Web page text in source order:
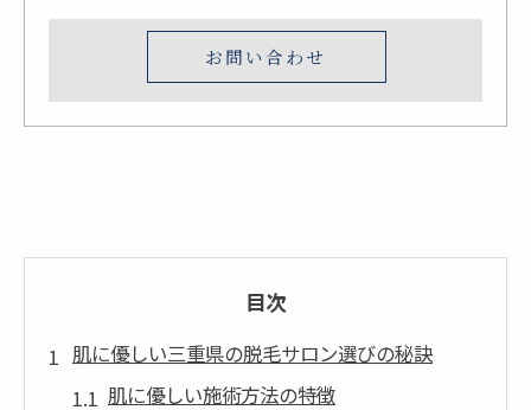
お問い合わせ
目次
肌に優しい三重県の脱毛サロン選びの秘訣
肌に優しい施術方法の特徴